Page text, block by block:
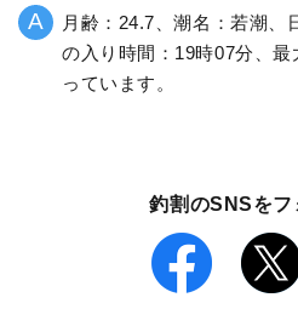
月齢：24.7、潮名：若潮、
の入り時間：19時07分、
っています。
釣割のSNSをフ